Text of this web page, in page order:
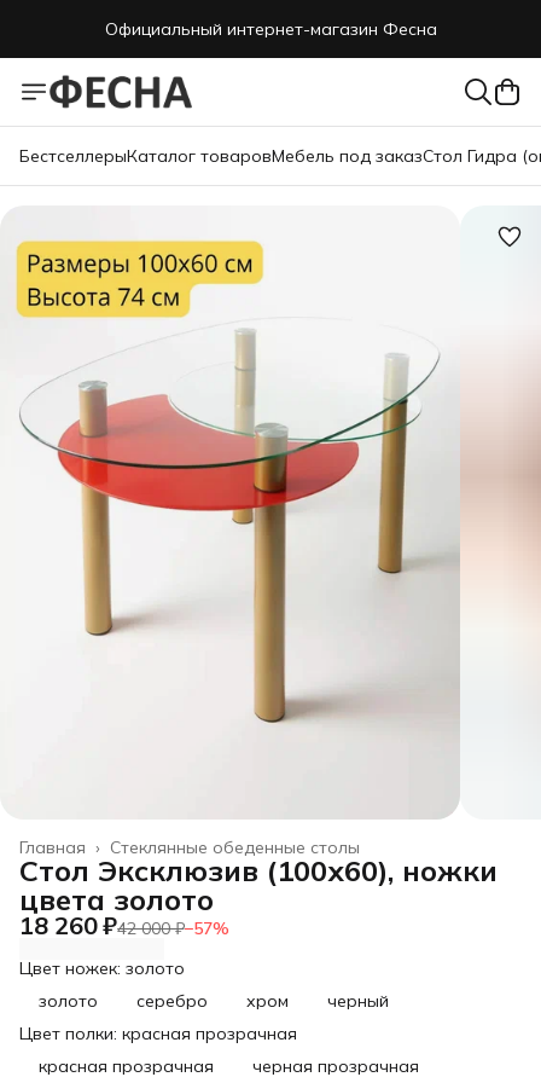
Официальный интернет-магазин Фесна
БестселлерыКаталог товаровМебель под заказСтол Гидра
Стеклянные обеденные столы
Главная ›
Стол Эксклюзив (100х60), ножки
цвета золото
18 260 ₽42 000 ₽−57%
Цвет ножек: золото
золото
серебро хром
черный
Цвет полки: красная прозрачная
красная прозрачная
черная прозрачная